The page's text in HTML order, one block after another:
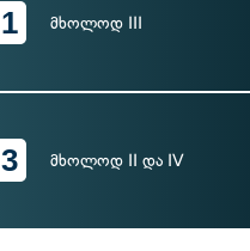
1 მხოლოდ III
3 მხოლოდ II და IV